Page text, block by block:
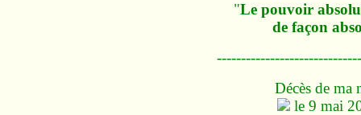
"Le pouvoir
de façon
Décès de ma
le 9 mai